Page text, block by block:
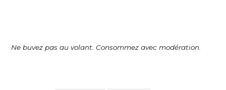
Ne buvez pas au volant. Consommez avec modération.